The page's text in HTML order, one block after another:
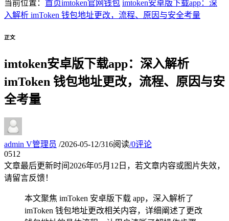
当前位置： 首页imtoken官网钱包 imtoken安卓版下载app：深
入解析 imToken 钱包地址更改，流程、原因与安全考量
正文
imtoken安卓版下载app：深入解析
imToken 钱包地址更改，流程、原因与安
全考量
admin V管理员 /2026-05-12/316阅读/0评论
0512
文章最后更新时间 2026年05月12日 ，若文章内容或图片失效，
请留言反馈！
本文聚焦 imToken 安卓版下载 app，深入解析了
imToken 钱包地址更改相关内容，详细阐述了更改